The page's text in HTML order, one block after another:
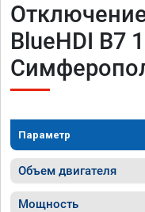
BlueHDI B7
Параметр
Объем двигателя
Мощность